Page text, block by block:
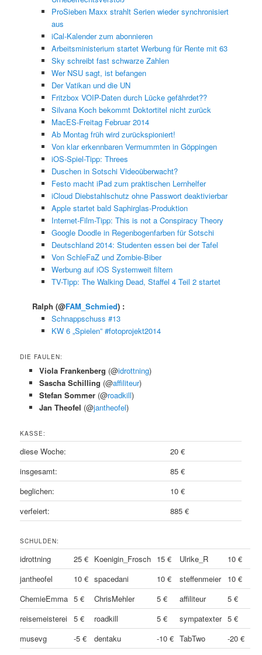
ProSieben Maxx strahlt Serien wieder synchronisiert
aus
iCal-Kalender zum abonnieren
Arbeitsministerium startet Werbung für Rente mit 63
Sky schreibt fast schwarze Zahlen
Wer NSU sagt, ist befangen
Der Vatikan und die UN
Fritzbox VOIP-Daten durch Lücke gefährdet??
Silvana Koch bekommt Doktortitel nicht zurück
MacES-Freitag Februar 2014
Ab Montag früh wird zurückspioniert!
Von klar erkennbaren Vermummten in Göppingen
iOS-Spiel-Tipp: Threes
Duschen in Sotschi Videoüberwacht?
Festo macht iPad zum praktischen Lernhelfer
iCloud Diebstahlschutz ohne Passwort deaktivierbar
Apple startet bald Saphirglas-Produktion
Internet-Film-Tipp: This is not a Conspiracy Theory
Google Doodle in Regenbogenfarben für Sotschi
Deutschland 2014: Studenten essen bei der Tafel
Von SchleFaZ und Zombie-Biber
Werbung auf iOS Systemweit filtern
TV-Tipp: The Walking Dead, Staffel 4 Teil 2 startet
Ralph(@FAM_Schmied) :
Schnappschuss #13
KW 6 „Spielen” #fotoprojekt2014
DIE FAULEN:
Viola Frankenberg (@idrottning)
Sascha Schilling (@affiliteur)
Stefan Sommer (@roadkill)
Jan Theofel (@jantheofel)
KASSE:
diese Woche:
20 €
insgesamt:
85 €
beglichen:
10 €
verfeiert:
885 €
SCHULDEN:
idrottning 25 € Koenigin_Frosch 15 € Ulrike_R
10 €
jantheofel
10 € spacedani 10 € steffenmeier
10 €
ChemieEmma 5 € ChrisMehler 5 € affiliteur
5 €
reisemeisterei 5 € roadkill 5 € sympatexter 5 €
musevg
-5 € dentaku -10 € TabTwo -20 €